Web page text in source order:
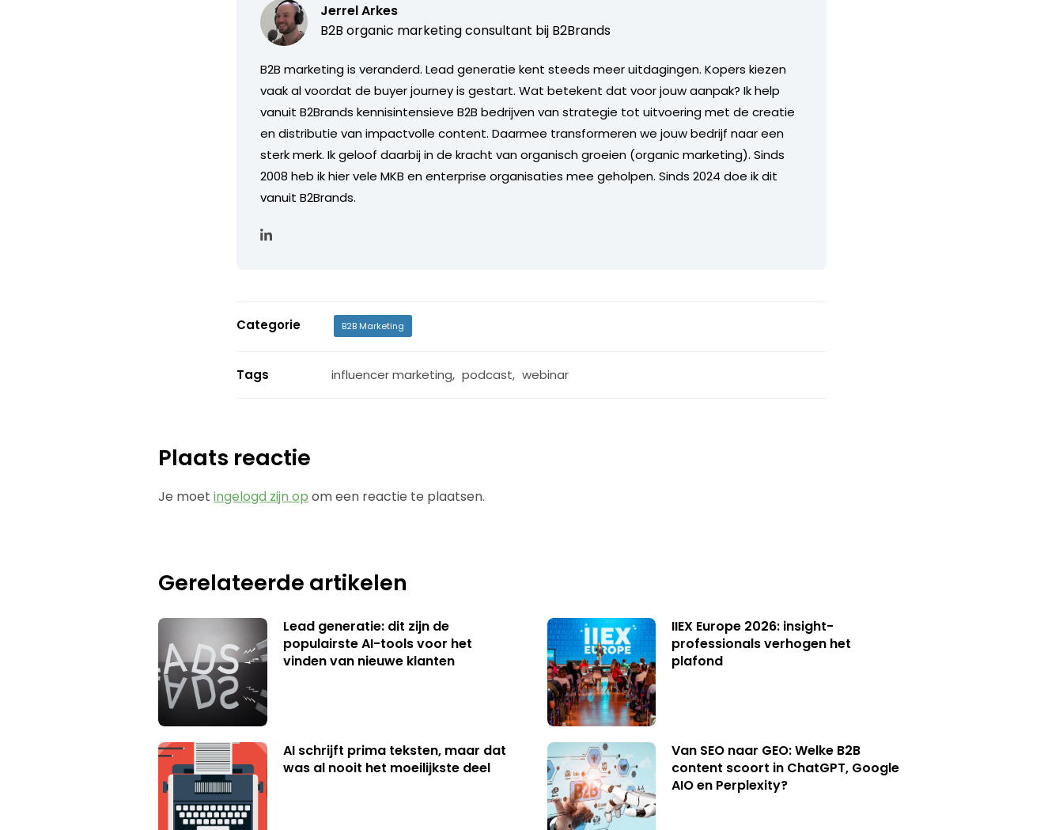
Jerrel Arkes
B2B organic marketing consultant bij B2Brands
B2B marketing is veranderd. Lead generatie kent steeds meer uitdagingen. Kopers kiezen
vaak al voordat de buyer journey is gestart. Wat betekent dat voor jouw aanpak? Ik help
vanuit B2Brands kennisintensieve B2B bedrijven van strategie tot uitvoering met de creatie
en distributie van impactvolle content. Daarmee transformeren we jouw bedrijf naar een
sterk merk. Ik geloof daarbij in de kracht van organisch groeien (organic marketing). Sinds
2008 heb ik hier vele MKB en enterprise organisaties mee geholpen. Sinds 2024 doe ik dit
vanuit B2Brands.
Categorie B2B Marketing
Tags influencer marketing, podcast, webinar
Plaats reactie
Je moetingelogd zijn op om een reactie te plaatsen.
Gerelateerde artikelen
Lead generatie: dit zijn de
populairste AI-tools voor het
vinden van nieuwe klanten
IIEX Europe 2026: insight-
professionals verhogen het
plafond
AI schrijft prima teksten, maar dat
was al nooit het moeilijkste deel
Van SEO naar GEO: Welke B2B
content scoort in ChatGPT, Google
AIO en Perplexity?